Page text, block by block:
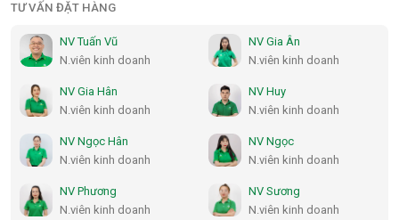
TƯ VẤN ĐẶT HÀNG
NV Tuấn Vũ
N.viên kinh doanh
NV Gia Ân
N.viên kinh doanh
NV Gia Hân
N.viên kinh doanh
NV Huy
N.viên kinh doanh
NV Ngọc Hân
N.viên kinh doanh
NV Ngọc
N.viên kinh doanh
NV Phương
N.viên kinh doanh
NV Sương
N.viên kinh doanh